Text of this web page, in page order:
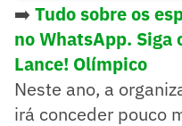
➡️ Tudo sobre os
no WhatsApp. Siga
Lance! Olímpico
Neste ano, a
irá conceder pouco